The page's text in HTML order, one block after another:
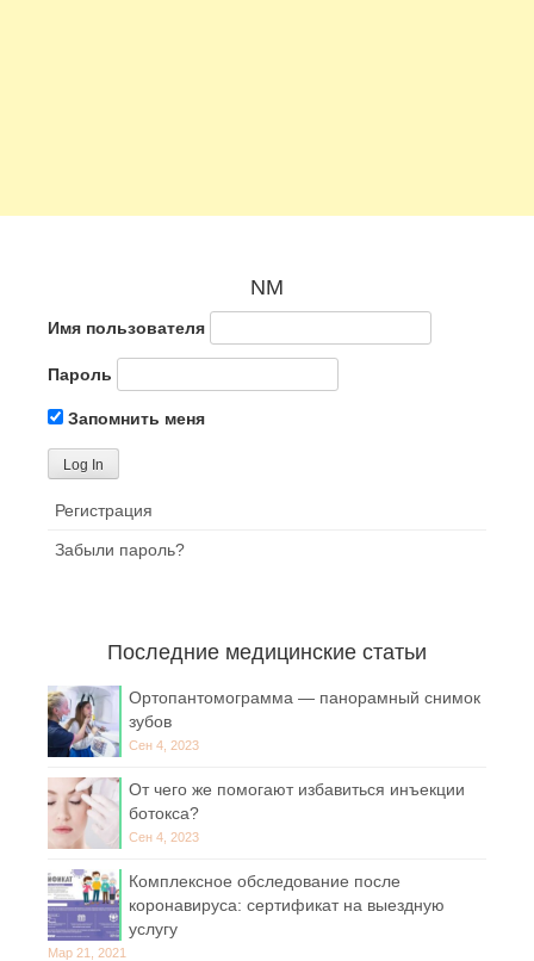
NM
Имя пользователя
Пароль
Запомнить меня
Регистрация
Забыли пароль?
Последние медицинские статьи
Ортопантомограмма — панорамный снимок
зубов
Сен 4, 2023
От чего же помогают избавиться инъекции
ботокса?
Сен 4, 2023
Комплексное обследование после
коронавируса: сертификат на выездную
услугу
Мар 21, 2021